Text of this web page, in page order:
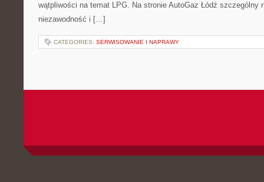
wątpliwości na temat LPG. Na stronie AutoGaz Łódź szczególny
niezawodność i […]
CATEGORIES: SERWISOWANIE I NAPRAWY